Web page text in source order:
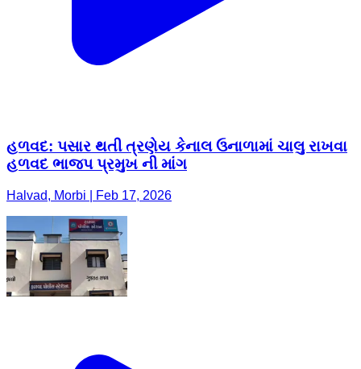
હળવદ: પસાર થતી ત્રણેય કેનાલ ઉનાળામાં ચાલુ રાખવા
હળવદ ભાજપ પ્રમુખ ની માંગ
Halvad, Morbi | Feb 17, 2026